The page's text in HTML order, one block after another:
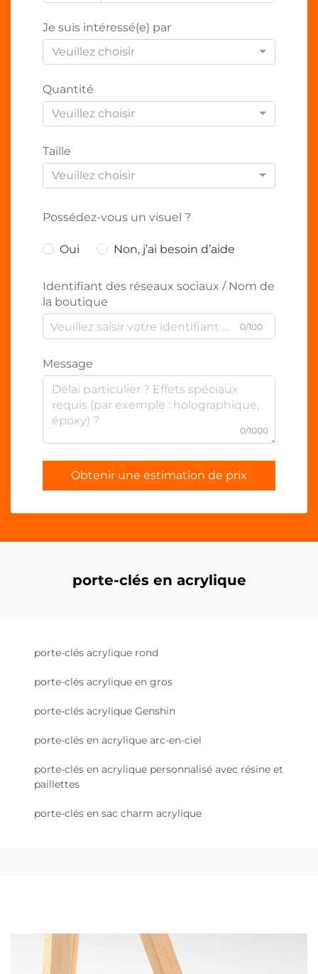
Je suis intéressé(e) par
Veuillez choisir
Quantité
Veuillez choisir
Taille
Veuillez choisir
Possédez-vous un visuel ?
Oui Non, j’ai besoin d’aide
Identifiant des réseaux sociaux / Nom de
la boutique
0/100
Message
0/1000
Obtenir une estimation de prix
porte-clés en acrylique
porte-clés acrylique rond
porte-clés acrylique en gros
porte-clés acrylique Genshin
porte-clés en acrylique arc-en-ciel
porte-clés en acrylique personnalisé avec résine et
paillettes
porte-clés en sac charm acrylique